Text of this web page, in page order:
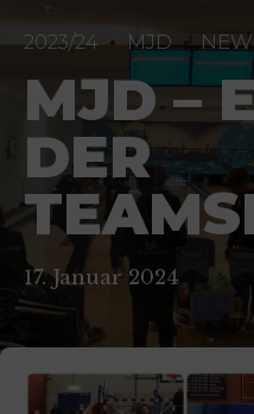
2023/24 MJD
MJD –
DER
17. Januar 2024